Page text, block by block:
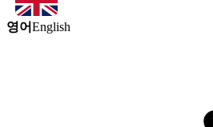
영어English